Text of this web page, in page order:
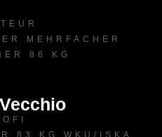
MEHRFACHER
86 KG
83 KG WKU/ISKA